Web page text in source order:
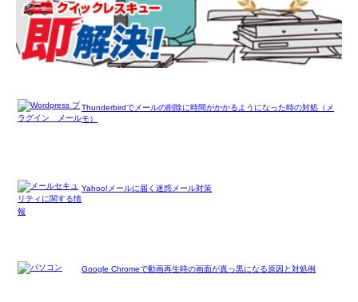
Thunderbirdでメールの削除に時間がかかるようになった時の対処（メ
モ）
Yahoo!メールに届く迷惑メール対策
Google Chromeで動画再生時の画面が真っ黒になる原因と対処例